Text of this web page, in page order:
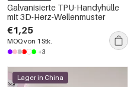
Galvanisierte TPU-Handyhülle
mit 3D-Herz-Wellenmuster
€1,25
MOQ von 1 Stk.
+3
Lager in China